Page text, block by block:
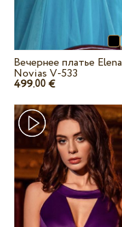
Вечернее платье Elena
Novias V-533
499.00 €